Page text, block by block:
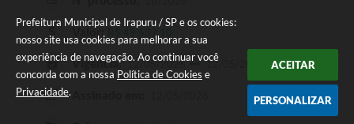
Prefeitura Municipal de Irapuru / SP e os cookies:
nosso site usa cookies para melhorar a sua
experiência de navegação. Ao continuar você
concorda com a nossa Política de Cookies e
Privacidade.
ACEITAR
PERSONALIZAR
Valor:
Vigência: 12/05/2026 12/05/2027